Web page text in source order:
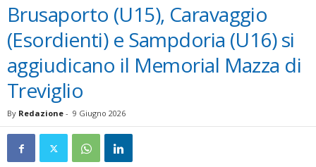
Brusaporto (U15), Caravaggio
(Esordienti) e Sampdoria (U16) si
aggiudicano il Memorial Mazza di
Treviglio
By Redazione - 9 Giugno 2026